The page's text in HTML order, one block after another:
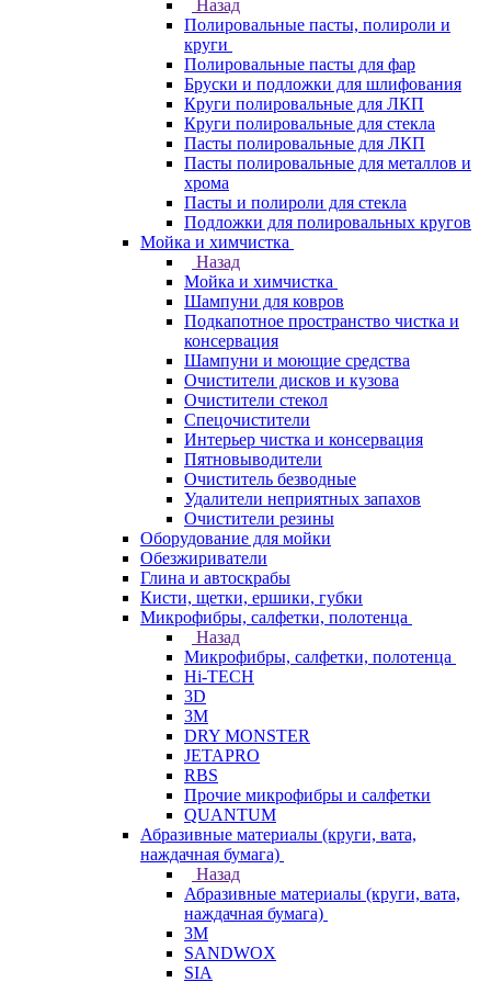
Назад
Полировальные пасты, полироли и
круги
Полировальные пасты для фар
Бруски и подложки для шлифования
Круги полировальные для ЛКП
Круги полировальные для стекла
Пасты полировальные для ЛКП
Пасты полировальные для металлов и
хрома
Пасты и полироли для стекла
Подложки для полировальных кругов
Мойка и химчистка
Назад
Мойка и химчистка
Шампуни для ковров
Подкапотное пространство чистка и
консервация
Шампуни и моющие средства
Очистители дисков и кузова
Очистители стекол
Спецочистители
Интерьер чистка и консервация
Пятновыводители
Очиститель безводные
Удалители неприятных запахов
Очистители резины
Оборудование для мойки
Обезжириватели
Глина и автоскрабы
Кисти, щетки, ершики, губки
Микрофибры, салфетки, полотенца
Назад
Микрофибры, салфетки, полотенца
Hi-TECH
3D
3М
DRY MONSTER
JETAPRO
RBS
Прочие микрофибры и салфетки
QUANTUM
Абразивные материалы (круги, вата,
наждачная бумага)
Назад
Абразивные материалы (круги, вата,
наждачная бумага)
3М
SANDWOX
SIA